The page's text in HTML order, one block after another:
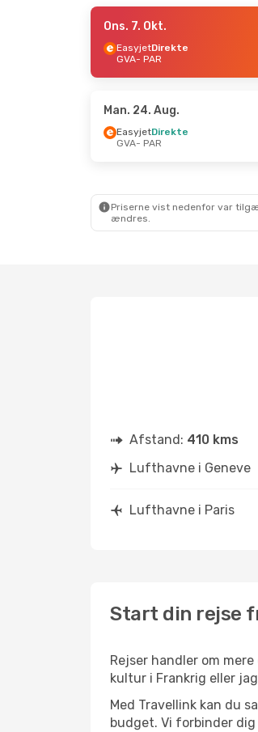
- Ons. 9. Sep.
Ons. 7. Okt.
EasyjetDirekte
GVA- PAR
Man. 24. Aug.
EasyjetDirekte
GVA- PAR
Priserne vist nedenfor var
ændres.
Afstand: 410 kms
Lufthavne i Geneve
Lufthavne i Paris
Start din rejse
Rejser handler om
kultur i Frankrig eller
Med Travellink kan du
budget. Vi forbinder